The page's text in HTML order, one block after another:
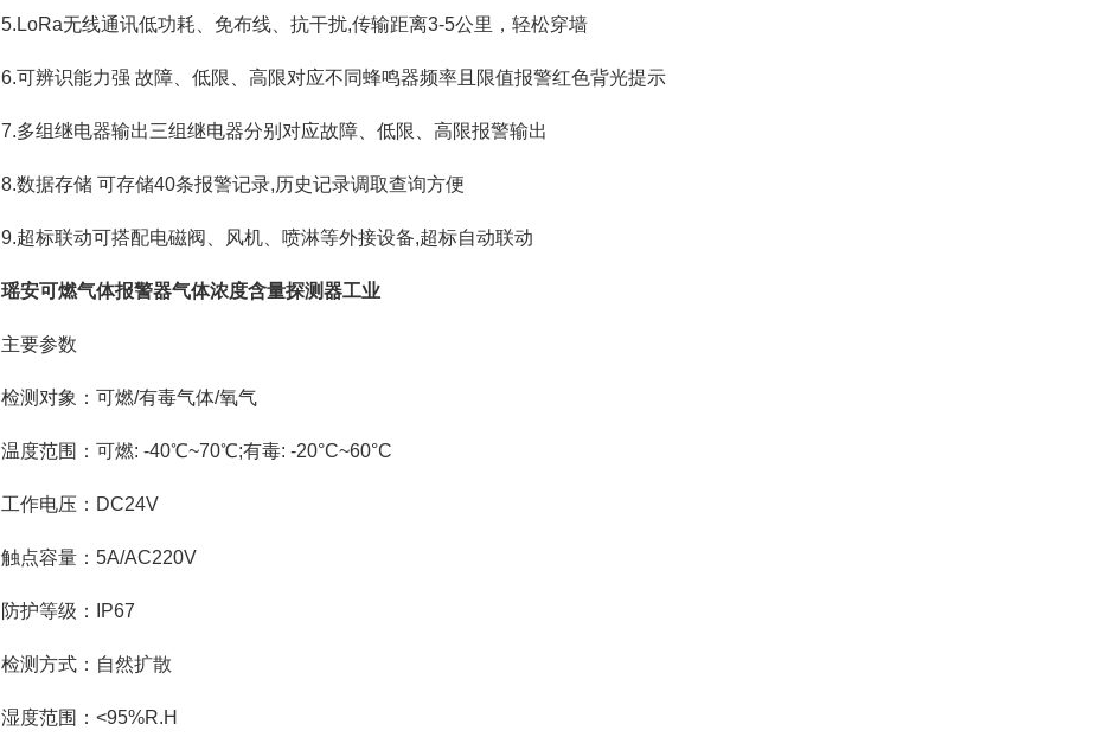
5.LoRa无线通讯低功耗、免布线、抗干扰,传输距离3-5公里，轻松穿墙
6.可辨识能力强 故障、低限、高限对应不同蜂鸣器频率且限值报警红色背光提示
7.多组继电器输出三组继电器分别对应故障、低限、高限报警输出
8.数据存储 可存储40条报警记录,历史记录调取查询方便
9.超标联动可搭配电磁阀、风机、喷淋等外接设备,超标自动联动
瑶安可燃气体报警器气体浓度含量探测器工业
主要参数
检测对象：可燃/有毒气体/氧气
温度范围：可燃: -40℃~70℃;有毒: -20°C~60°C
工作电压：DC24V
触点容量：5A/AC220V
防护等级：IP67
检测方式：自然扩散
湿度范围：<95%R.H